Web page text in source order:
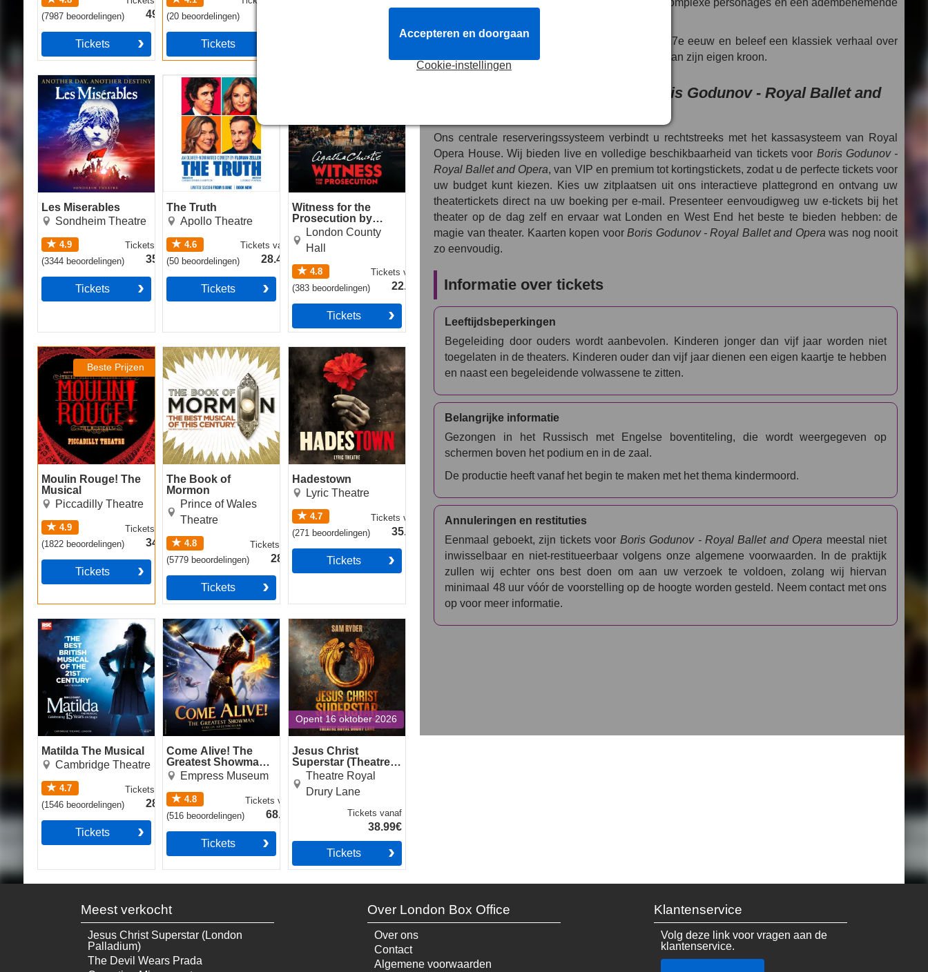
onderzoekt door middel van spannend drama, complexe personages en een adembenemende
Reis terug in de tijd naar het Rusland van de 17e eeuw en beleef een klassiek verhaal over
een burgeroorlog en een heerser die gek wordt van zijn eigen kroon.
Boris Godunov - Royal Ballet and
Ons centrale reserveringssysteem verbindt u rechtstreeks met het kassasysteem van Royal
Opera House. Wij bieden live en volledige beschikbaarheid van tickets voor Boris Godunov -
Royal Ballet and Opera, van VIP en premium tot kortingstickets, zodat u de perfecte tickets voor
uw budget kunt kiezen. Kies uw zitplaatsen uit ons interactieve plattegrond en ontvang uw
theatertickets direct na uw boeking per e-mail. Presenteer eenvoudigweg uw e-tickets bij het
theater op de dag zelf en ervaar wat Londen en West End het beste te bieden hebben: de
magie van theater. Kaarten kopen voorBoris Godunov - Royal Ballet and Opera was nog nooit
zo eenvoudig.
Informatie over tickets
Leeftijdsbeperkingen
Begeleiding door ouders wordt aanbevolen. Kinderen jonger dan vijf jaar worden niet
toegelaten in de theaters. Kinderen ouder dan vijf jaar dienen een eigen kaartje te hebben
en naast een begeleidende volwassene te zitten.
Belangrijke informatie
Gezongen in het Russisch met Engelse boventiteling, die wordt weergegeven op
schermen boven het podium en in de zaal.
De productie heeft vanaf het begin te maken met het thema kindermoord.
Annuleringen en restituties
Eenmaal geboekt, zijn tickets voor Boris Godunov - Royal Ballet and Opera meestal niet
inwisselbaar en niet-restitueerbaar volgens onze algemene voorwaarden. In de praktijk
zullen wij echter ons best doen om aan uw verzoek te voldoen, zolang wij hiervan
minimaal 48 uur vóór de voorstelling op de hoogte worden gesteld. Neem contact met ons
op voor meer informatie.
(7987beoordelingen) 49.99€
Tickets
(20 beoordelingen)
Tickets
Les Miserables
Sondheim Theatre
4.9
(3344beoordelingen)
Tickets vanaf
35.49€
Tickets
Les Miserables
The Truth
Apollo Theatre
4.6
(50 beoordelingen)
Ticketsvanaf
28.49€
Tickets
The Truth
Witness for the
Prosecution by
Agatha Christie
London County
Hall
4.8
(383 beoordelingen)
Ticketsvanaf
22.49€
Tickets
Beste Prijzen
Moulin Rouge! The
Musical
Piccadilly Theatre
4.9
(1822beoordelingen)
Tickets
34.49€
Tickets
Moulin Rouge! The
Musical
The Book of
Mormon
Prince of Wales
Theatre
4.8
(5779 beoordelingen)
Tickets
28.49€
Tickets
The Book of Mormon
Hadestown
Lyric Theatre
4.7
(271 beoordelingen)
Ticketsvanaf
35.49€
Tickets
Hadestown
Matilda The Musical
Cambridge Theatre
4.7
(1546beoordelingen)
Tickets
28.49€
Tickets
Matilda The Musical
Come Alive! The
Greatest Showman
Circus Spectacular
Empress Museum
4.8
(516 beoordelingen)
Ticketsvanaf
68.49€
Tickets
Come Alive! The
Greatest Showman
Circus Spectacular
Opent 16 oktober 2026
Jesus Christ
Superstar (Theatre
Royal Drury Lane)
Theatre Royal
Drury Lane
Ticketsvanaf
38.99€
Tickets
Jesus Christ Superstar
(Theatre Royal Drury
Lane)
Meest verkocht
Jesus Christ Superstar (London
Palladium)
The Devil Wears Prada
Over London Box Office
Over ons
Contact
Algemene voorwaarden
Klantenservice
Volg deze link voor vragen aan de
klantenservice.
Cookie-instellingen
Accepteren en doorgaan